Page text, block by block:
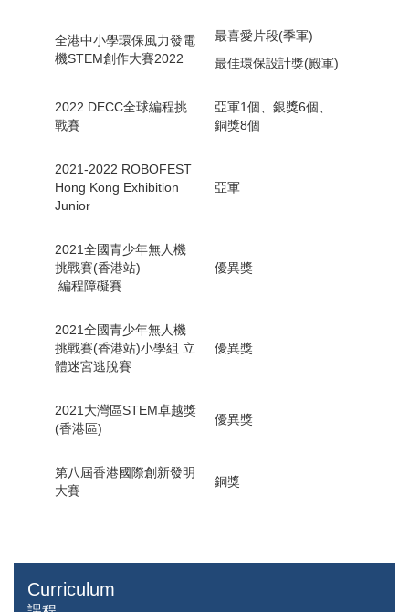
Curriculum
全港中小學環保風力發電
機STEM創作大賽2022
最喜愛片段(季軍)
最佳環保設計獎(殿軍)
2022 DECC全球編程挑
戰賽
亞軍1個、銀獎6個、
銅獎8個
2021-2022 ROBOFEST
Hong Kong Exhibition
Junior
亞軍
2021全國青少年無人機
挑戰賽(香港站)
編程障礙賽
優異獎
2021全國青少年無人機
挑戰賽(香港站)小學組 立
體迷宮逃脫賽
優異獎
2021大灣區STEM卓越獎
(香港區)
優異獎
第八屆香港國際創新發明
大賽
銅獎